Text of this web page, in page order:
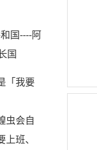
国----阿
国
「我要
虫会自
班、